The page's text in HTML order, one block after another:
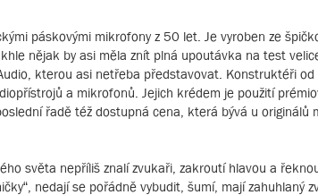
páskovými mikrofony z 50 let. Je vyroben ze
nějak by asi měla znít plná upoutávka na test
kterou asi netřeba představovat. Konstruktéři od
a mikrofonů. Jejich krédem je použití
řadě též dostupná cena, která bývá u originálů
světa nepříliš znalí zvukaři, zakroutí hlavou a
nedají se pořádně vybudit, šumí, mají zahuhlaný